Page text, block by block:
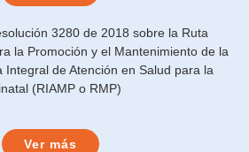
3280 de 2018 sobre la Ruta
la Promoción y el Mantenimiento de la
Integral de Atención en Salud para la
(RIAMP o RMP)
Ver más